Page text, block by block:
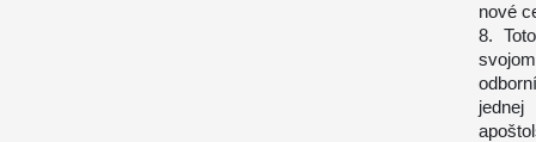
nové
8.